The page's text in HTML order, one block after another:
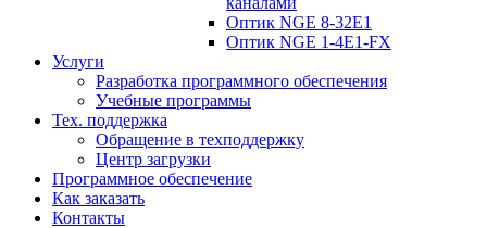
Оптик NGE 8-32E1
Оптик NGE 1-4E1-FX
Услуги
Разработка программного обеспечения
Учебные программы
Тех. поддержка
Обращение в техподдержку
Центр загрузки
Программное обеспечение
Как заказать
Контакты